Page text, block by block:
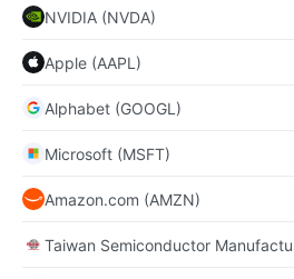
NVIDIA (NVDA)
Apple (AAPL)
Alphabet (GOOGL)
Microsoft (MSFT)
Amazon.com (AMZN)
Taiwan Semiconductor